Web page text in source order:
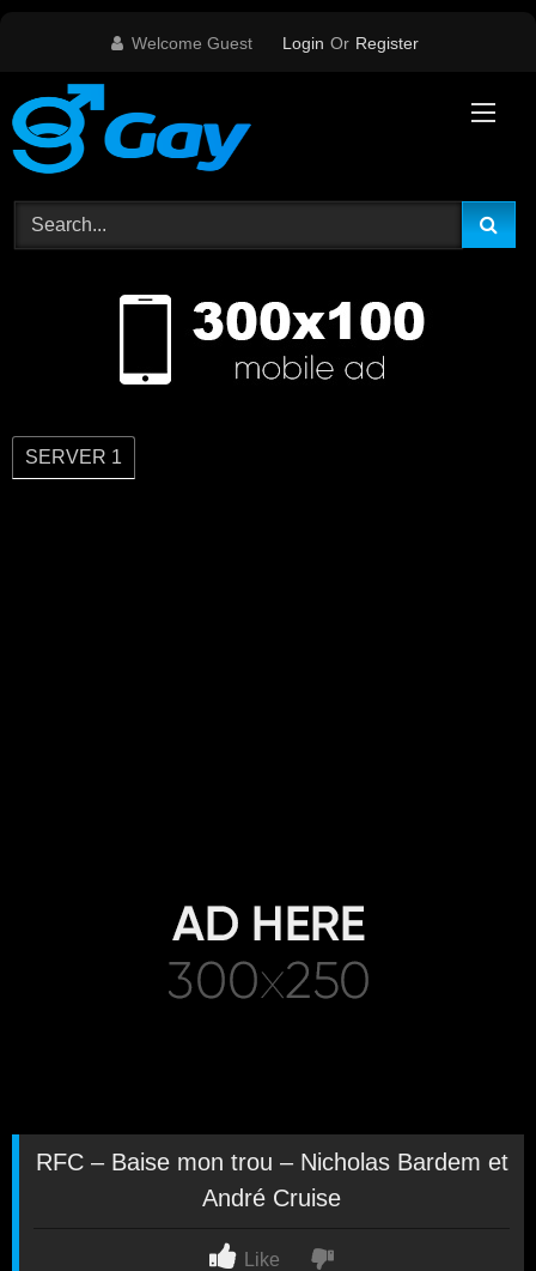
Welcome Guest Login Or Register
SERVER 1
RFC – Baise mon trou – Nicholas Bardem et
André Cruise
Like